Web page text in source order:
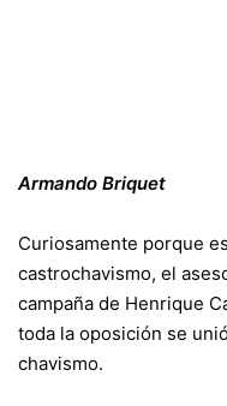
Armando Briquet
Curiosamente porque
castrochavismo, el
campaña de Henrique
toda la oposición se
chavismo.